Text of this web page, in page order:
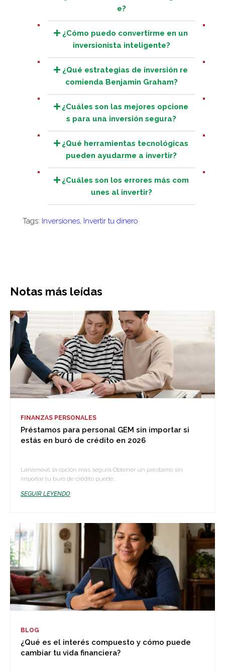
e?
¿Cómo puedo convertirme en un
inversionista inteligente?
¿Qué estrategias de inversión re
comienda Benjamin Graham?
¿Cuáles son las mejores opcione
s para una inversión segura?
¿Qué herramientas tecnológicas
pueden ayudarme a invertir?
¿Cuáles son los errores más com
unes al invertir?
Tags: Inversiones, Invertir tu dinero
Notas más leídas
FINANZAS PERSONALES
Préstamos para personal GEM sin importar si
estás en buró de crédito en 2026
Lanamóvil: la opción más segura Obtener un préstamo sin
importar tu buró de crédito puede...
SEGUIR LEYENDO
BLOG
¿Qué es el interés compuesto y cómo puede
cambiar tu vida financiera?